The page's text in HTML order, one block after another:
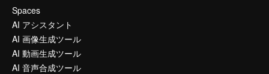
Spaces
AI アシスタント
AI 画像生成ツール
AI 動画生成ツール
AI 音声合成ツール